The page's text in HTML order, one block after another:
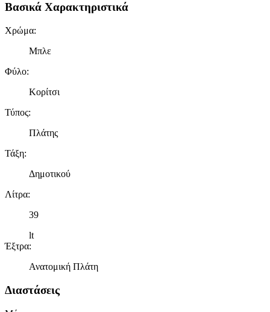
Βασικά Χαρακτηριστικά
Χρώμα:
Μπλε
Φύλο:
Κορίτσι
Τύπος:
Πλάτης
Τάξη:
Δημοτικού
Λίτρα:
39
lt
Έξτρα:
Ανατομική Πλάτη
Διαστάσεις